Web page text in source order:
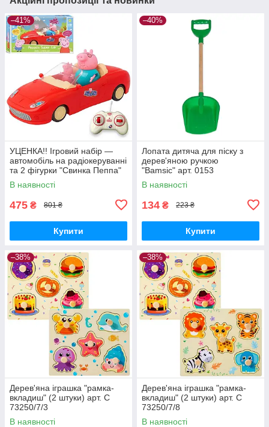
–41%
УЦЕНКА!! Ігровий набір —
автомобіль на радіокеруванні
та 2 фігурки "Свинка Пеппа"
(Peppa Pig) арт. 000-1
В наявності
475 ₴ 801 ₴
Купити
–40%
Лопата дитяча для піску з
дерев'яною ручкою
"Bamsic" арт. 0153
В наявності
134 ₴ 223 ₴
Купити
–38%
Дерев'яна іграшка "рамка-
вкладиш" (2 штуки) арт. C
73250/7/3
В наявності
–38%
Дерев'яна іграшка "рамка-
вкладиш" (2 штуки) арт. C
73250/7/8
В наявності